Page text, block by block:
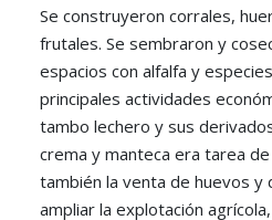
Se construyeron corrales,
frutales. Se sembraron y
espacios con alfalfa y
principales actividades
tambo lechero y sus
crema y manteca era tarea
también la venta de huevos y
ampliar la explotación